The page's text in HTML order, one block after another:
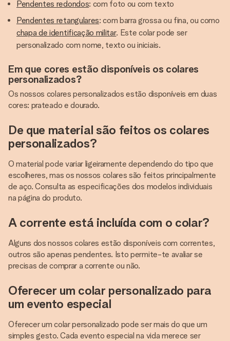
Pendentes redondos: com foto ou com texto
Pendentes retangulares: com barra grossa ou fina, ou como
chapa de identificação militar. Este colar pode ser
personalizado com nome, texto ou iniciais.
Em que cores estão disponíveis os colares
personalizados?
Os nossos colares personalizados estão disponíveis em duas
cores: prateado e dourado.
De que material são feitos os colares
personalizados?
O material pode variar ligeiramente dependendo do tipo que
escolheres, mas os nossos colares são feitos principalmente
de aço. Consulta as especificações dos modelos individuais
na página do produto.
A corrente está incluída com o colar?
Alguns dos nossos colares estão disponíveis com correntes,
outros são apenas pendentes. Isto permite-te avaliar se
precisas de comprar a corrente ou não.
Oferecer um colar personalizado para
um evento especial
Oferecer um colar personalizado pode ser mais do que um
simples gesto. Cada evento especial na vida merece ser